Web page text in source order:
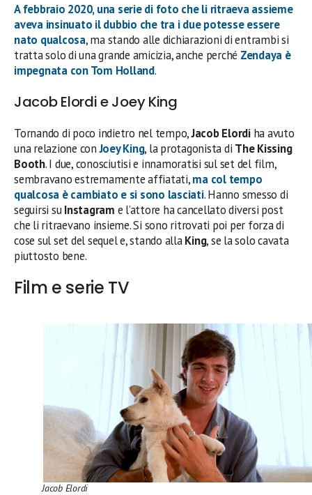
A febbraio 2020, una serie di foto che li ritraeva assieme
aveva insinuato il dubbio che tra i due potesse essere
nato qualcosa, ma stando alle dichiarazioni di entrambi si
tratta solo di una grande amicizia, anche perché Zendaya è
impegnata con Tom Holland.
Jacob Elordi e Joey King
Tornando di poco indietro nel tempo,Jacob Elordi ha avuto
una relazione conJoey King, la protagonista di The Kissing
Booth. I due, conosciutisi e innamoratisi sul set del film,
sembravano estremamente affiatati,ma col tempo
qualcosa è cambiato e si sono lasciati. Hanno smesso di
seguirsi suInstagram e l’attore ha cancellato diversi post
che li ritraevano insieme. Si sono ritrovati poi per forza di
cose sul set del sequel e, stando allaKing, se la solo cavata
piuttosto bene.
Film e serie TV
Jacob Elordi